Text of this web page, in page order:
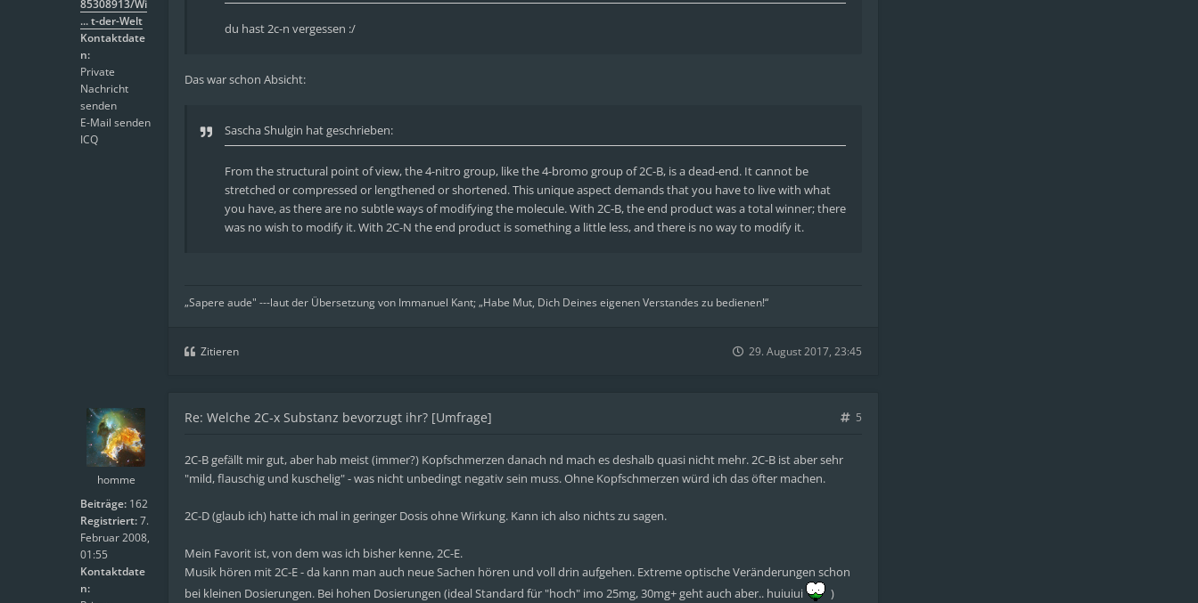
85308913/Wi
... t-der-Welt
Kontaktdate
n:
Private
Nachricht
senden
E-Mail senden
ICQ
du hast 2c-n vergessen :/
Das war schon Absicht:
Sascha Shulgin hat geschrieben:
From the structural point of view, the 4-nitro group, like the 4-bromo group of 2C-B, is a dead-end. It cannot be
stretched or compressed or lengthened or shortened. This unique aspect demands that you have to live with what
you have, as there are no subtle ways of modifying the molecule. With 2C-B, the end product was a total winner; there
was no wish to modify it. With 2C-N the end product is something a little less, and there is no way to modify it.
„Sapere aude" ---laut der Übersetzung von Immanuel Kant; „Habe Mut, Dich Deines eigenen Verstandes zu bedienen!“
Zitieren 29. August 2017, 23:45
homme
Beiträge: 162
Registriert:7.
Februar 2008,
01:55
Kontaktdate
n:
Re: Welche 2C-x Substanz bevorzugt ihr? [Umfrage] 5
2C-B gefällt mir gut, aber hab meist (immer?) Kopfschmerzen danach nd mach es deshalb quasi nicht mehr. 2C-B ist aber sehr
"mild, flauschig und kuschelig" - was nicht unbedingt negativ sein muss. Ohne Kopfschmerzen würd ich das öfter machen.
2C-D (glaub ich) hatte ich mal in geringer Dosis ohne Wirkung. Kann ich also nichts zu sagen.
Mein Favorit ist, von dem was ich bisher kenne, 2C-E.
Musik hören mit 2C-E - da kann man auch neue Sachen hören und voll drin aufgehen. Extreme optische Veränderungen schon
bei kleinen Dosierungen. Bei hohen Dosierungen (ideal Standard für "hoch" imo 25mg, 30mg+ geht auch aber.. huiuiui
)